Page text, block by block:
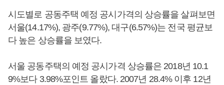
시도별로 공동주택 예정 공시가격의 상승률을 살펴보면
서울(14.17%), 광주(9.77%), 대구(6.57%)는 전국 평균보
다 높은 상승률을 보였다.
서울 공동주택의 예정 공시가격 상승률은 2018년 10.1
9%보다 3.98%포인트 올랐다. 2007년 28.4% 이후 12년